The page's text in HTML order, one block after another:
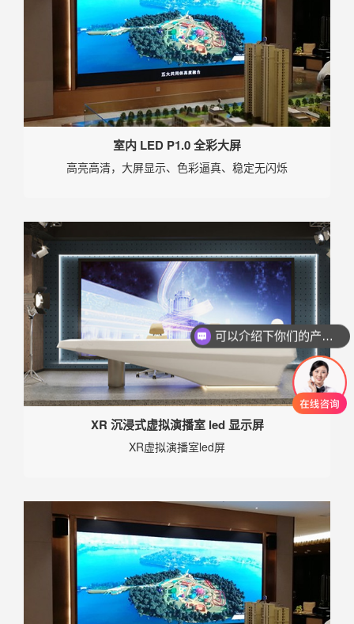
室内 LED P1.0 全彩大屏
高亮高清，大屏显示、色彩逼真、稳定无闪烁
XR 沉浸式虚拟演播室 led 显示屏
XR虚拟演播室led屏
可以介绍下你们的产品么